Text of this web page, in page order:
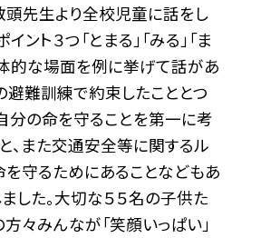
先生より全校児童に話をし
ント３つ「とまる」「みる」「ま
的な場面を例に挙げて話があ
避難訓練で約束したこととつ
分の命を守ることを第一に考
、また交通安全等に関するル
守るためにあることなどもあ
した。大切な５５名の子供た
方々みんなが「笑顔いっぱい」